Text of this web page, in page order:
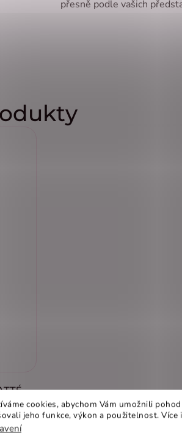
cookies, abychom Vám umožnili
jeho funkce, výkon a použitelnost. Více
přesně podle vašich